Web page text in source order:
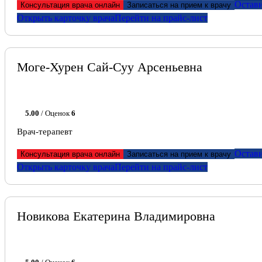
Консультация врача онлайн Записаться на прием к врачу
Открыть карточку врачаПерейти на прайс-лист
Моге-Хурен Сай-Суу Арсеньевна
5.00 / Оценок6
Врач-терапевт
Консультация врача онлайн Записаться на прием к врачу
Открыть карточку врачаПерейти на прайс-лист
Новикова Екатерина Владимировна